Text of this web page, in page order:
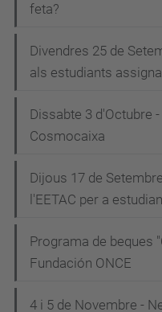
feta?
Divendres 25 de
als estudiants
Dissabte 3 d'Octubre
Cosmocaixa
Dijous 17 de
l'EETAC per a
Programa de beques
Fundación ONCE
4 i 5 de Novembre -